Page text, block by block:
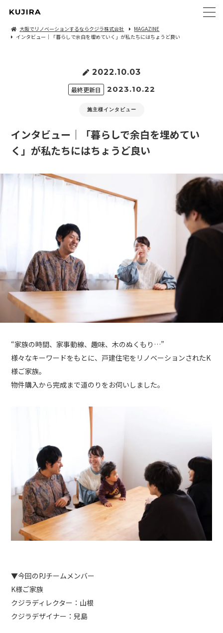
KUJIRA
大阪でリノベーションするならクジラ株式会社
MAGAZINE
インタビュー｜「暮らしで余白を埋めていく」が私たちにはちょうど良い
2022.10.03
最終更新日 2023.10.22
施主様インタビュー
インタビュー｜「暮らしで余白を埋めてい
く」が私たちにはちょうど良い
“家族の時間、家事動線、趣味、木のぬくもり…”
様々なキーワードをもとに、戸建住宅をリノベーションされたK
様ご家族。
物件購入から完成まで道のりをお伺いしました。
▼今回のPJチームメンバー
K様ご家族
クジラディレクター：山根
クジラデザイナー：兒島